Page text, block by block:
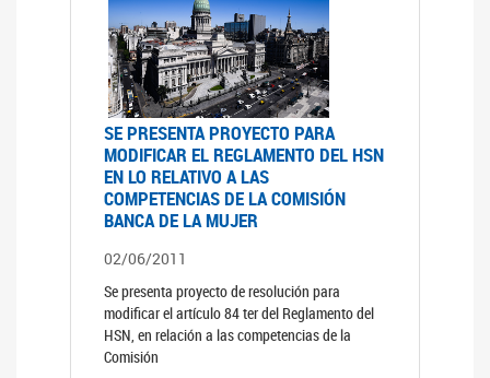
SE PRESENTA PROYECTO PARA
MODIFICAR EL REGLAMENTO DEL HSN
EN LO RELATIVO A LAS
COMPETENCIAS DE LA COMISIÓN
BANCA DE LA MUJER
02/06/2011
Se presenta proyecto de resolución para
modificar el artículo 84 ter del Reglamento del
HSN, en relación a las competencias de la
Comisión